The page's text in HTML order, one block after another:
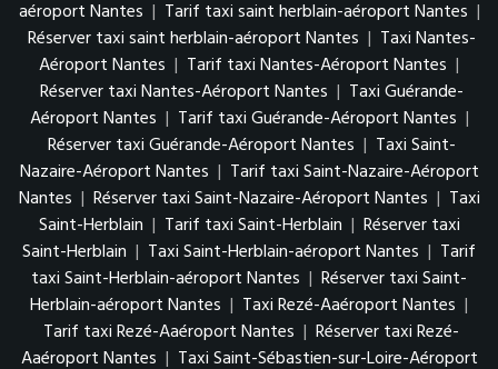
aéroport Nantes | Tarif taxi saint herblain-aéroport Nantes |
Réserver taxi saint herblain-aéroport Nantes | Taxi Nantes-
Aéroport Nantes | Tarif taxi Nantes-Aéroport Nantes |
Réserver taxi Nantes-Aéroport Nantes | Taxi Guérande-
Aéroport Nantes | Tarif taxi Guérande-Aéroport Nantes |
Réserver taxi Guérande-Aéroport Nantes | Taxi Saint-
Nazaire-Aéroport Nantes | Tarif taxi Saint-Nazaire-Aéroport
Nantes | Réserver taxi Saint-Nazaire-Aéroport Nantes | Taxi
Saint-Herblain | Tarif taxi Saint-Herblain | Réserver taxi
Saint-Herblain | Taxi Saint-Herblain-aéroport Nantes | Tarif
taxi Saint-Herblain-aéroport Nantes | Réserver taxi Saint-
Herblain-aéroport Nantes | Taxi Rezé-Aaéroport Nantes |
Tarif taxi Rezé-Aaéroport Nantes | Réserver taxi Rezé-
Aaéroport Nantes | Taxi Saint-Sébastien-sur-Loire-Aéroport